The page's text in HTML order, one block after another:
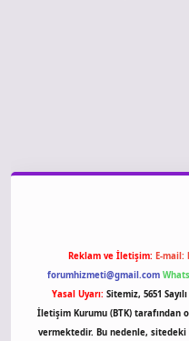
Reklam ve İletişim: E-mail:
forumhizmeti@gmail.com
Yasal Uyarı: Sitemiz, 5651
İletişim Kurumu (BTK) tarafından
vermektedir. Bu nedenle,